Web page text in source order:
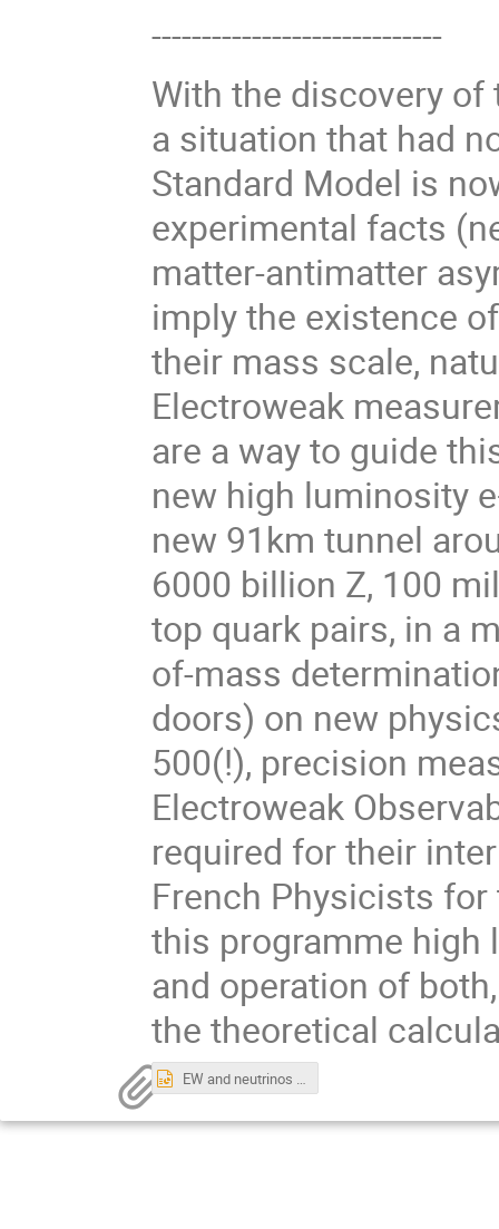
-----------------------------
With the discovery
a situation that had
Standard Model is
experimental facts
matter-antimatter
imply the existence
their mass scale,
Electroweak
are a way to guide
new high luminosity
new 91km tunnel
6000 billion Z, 100
top quark pairs, in a
of-mass
doors) on new
500(!), precision
Electroweak
required for their
French Physicists for
this programme high
and operation of
the theoretical
EW and neutrinos FCC-ee ABlondel-X-2025-04-17.pptx